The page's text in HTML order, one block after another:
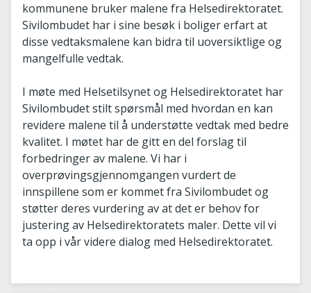
kommunene bruker malene fra Helsedirektoratet.
Sivilombudet har i sine besøk i boliger erfart at
disse vedtaksmalene kan bidra til uoversiktlige og
mangelfulle vedtak.
I møte med Helsetilsynet og Helsedirektoratet har
Sivilombudet stilt spørsmål med hvordan en kan
revidere malene til å understøtte vedtak med bedre
kvalitet. I møtet har de gitt en del forslag til
forbedringer av malene. Vi har i
overprøvingsgjennomgangen vurdert de
innspillene som er kommet fra Sivilombudet og
støtter deres vurdering av at det er behov for
justering av Helsedirektoratets maler. Dette vil vi
ta opp i vår videre dialog med Helsedirektoratet.